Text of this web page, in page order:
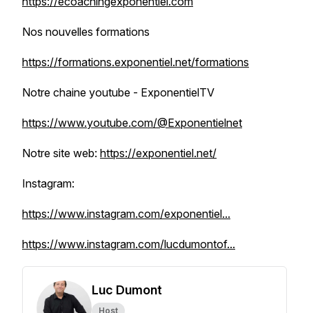
Nos nouvelles formations
https://formations.exponentiel.net/formations
Notre chaine youtube - ExponentielTV
https://www.youtube.com/@Exponentielnet
Notre site web: https://exponentiel.net/
Instagram:
https://www.instagram.com/exponentiel...
https://www.instagram.com/lucdumontof...
Luc Dumont
Host